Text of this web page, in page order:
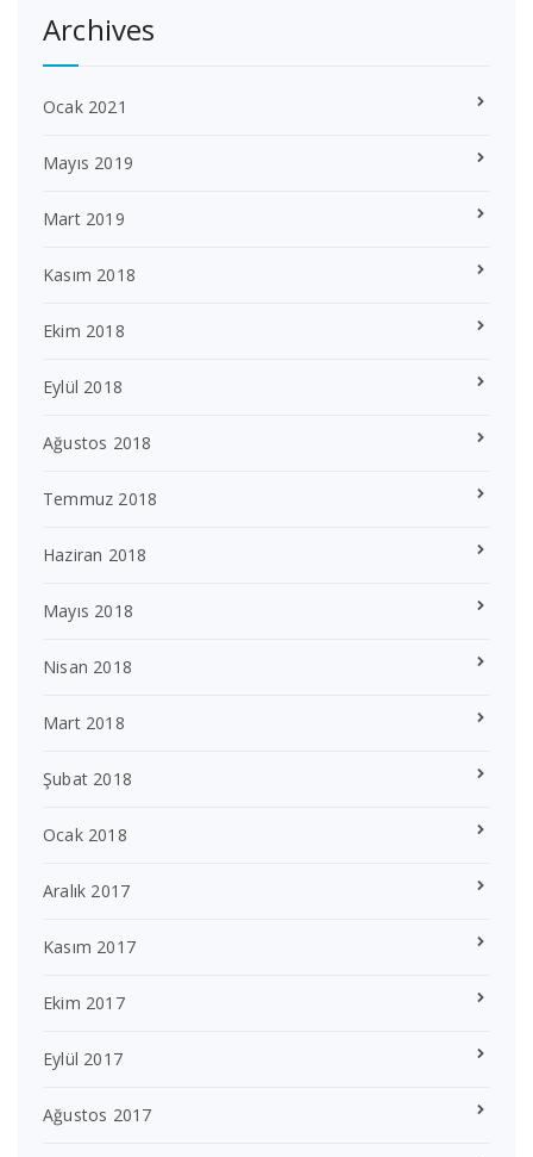
Archives
Ocak 2021
Mayıs 2019
Mart 2019
Kasım 2018
Ekim 2018
Eylül 2018
Ağustos 2018
Temmuz 2018
Haziran 2018
Mayıs 2018
Nisan 2018
Mart 2018
Şubat 2018
Ocak 2018
Aralık 2017
Kasım 2017
Ekim 2017
Eylül 2017
Ağustos 2017